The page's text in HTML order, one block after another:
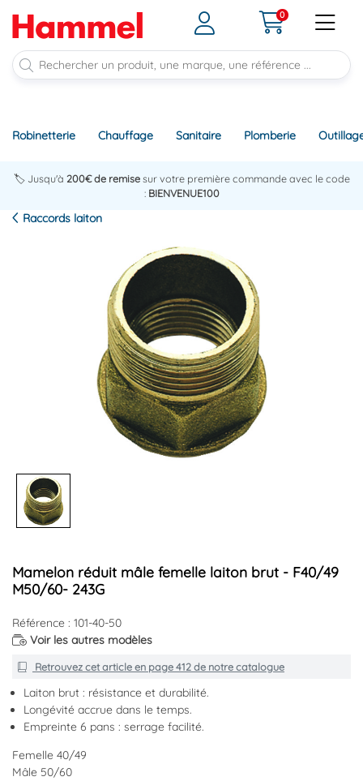
0
Robinetterie Chauffage Sanitaire Plomberie
🏷️ Jusqu'à 200€ de remisesur votre première commande avec le code
: BIENVENUE100
Raccords laiton
Mamelon réduit mâle femelle laiton brut - F40/49
M50/60- 243G
Référence : 101-40-50
Voir les autres modèles
Retrouvez cet article en page 412de notre catalogue
Laiton brut : résistance et durabilité.
Longévité accrue dans le temps.
Empreinte 6 pans : serrage facilité.
Femelle 40/49
Mâle 50/60